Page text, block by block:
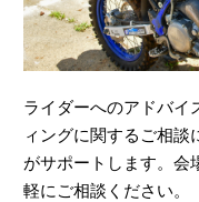
ライダーへのアドバイ
ィングに関するご相談
がサポートします。会
軽にご相談ください。